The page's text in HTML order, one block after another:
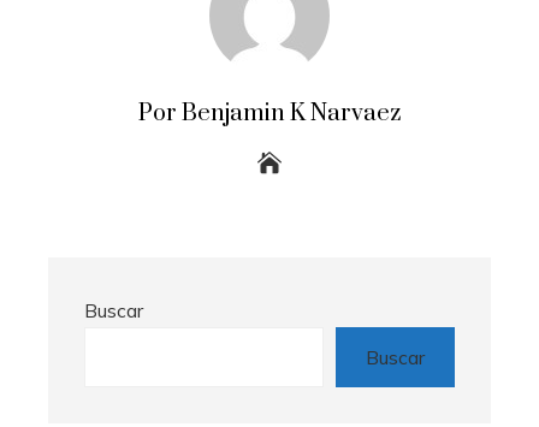
Por Benjamin K Narvaez
Buscar
Buscar